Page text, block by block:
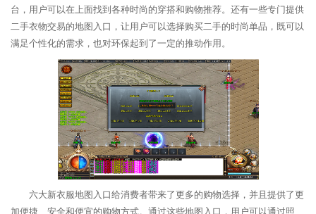
台，用户可以在上面找到各种时尚的穿搭和购物推荐。还有一些专门提供
二手衣物交易的地图入口，让用户可以选择购买二手的时尚单品，既可以
满足个性化的需求，也对环保起到了一定的推动作用。
六大新衣服地图入口给消费者带来了更多的购物选择，并且提供了更
加便捷、安全和便宜的购物方式。通过这些地图入口，用户可以通过照